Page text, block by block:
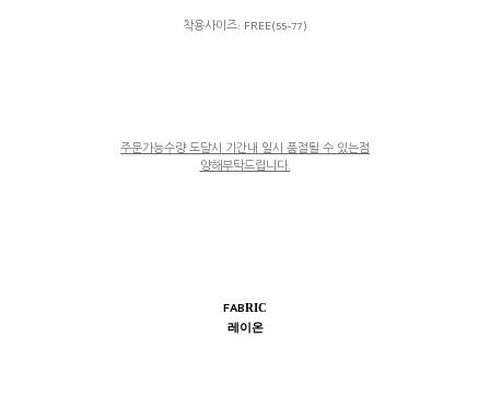
착용사이즈: FREE(55-77)
주문가능수량 도달시 기간내 일시 품절될 수 있는점
양해부탁드립니다.
FABRIC
레이온